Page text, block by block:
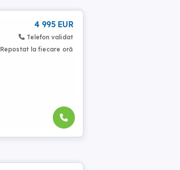
4 995 EUR
Telefon validat
Repostat la fiecare oră